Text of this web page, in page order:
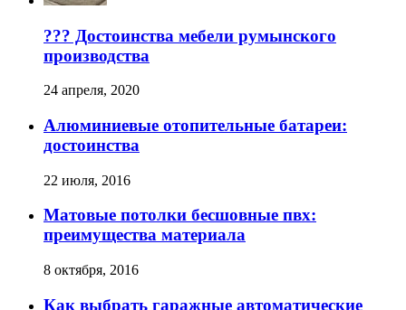
?️?? Достоинства мебели румынского
производства
24 апреля, 2020
Алюминиевые отопительные батареи:
достоинства
22 июля, 2016
Матовые потолки бесшовные пвх:
преимущества материала
8 октября, 2016
Как выбрать гаражные автоматические